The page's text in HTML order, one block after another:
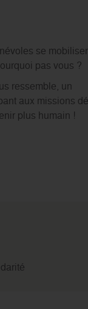
se
pas vous ?
ressemble, un
aux missions
plus humain !